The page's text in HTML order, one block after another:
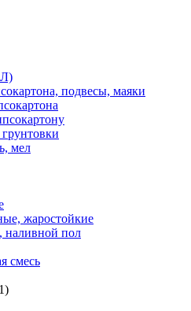
подвесы, маяки
мел
жаростойкие
наливной пол
смесь